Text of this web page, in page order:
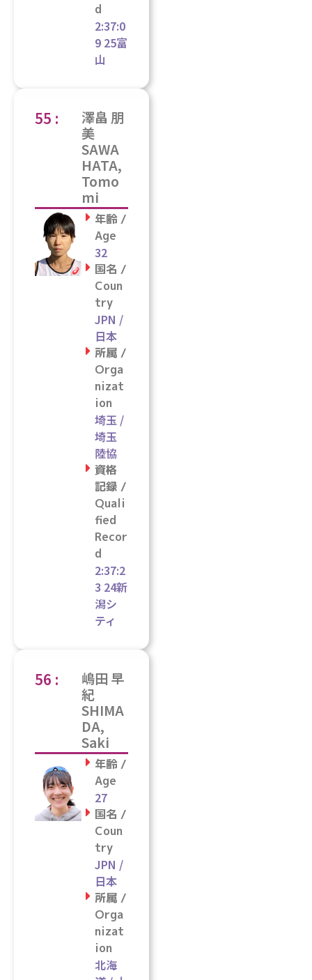
d
2:37:0
9 25富
山
55 :
澤畠 朋
美
SAWA
HATA,
Tomo
mi
年齢 /
Age
32
国名 /
Coun
try
JPN /
日本
所属 /
Orga
nizat
ion
埼玉 /
埼玉
陸協
資格
記録 /
Quali
fied
Recor
d
2:37:2
3 24新
潟シ
ティ
56 :
嶋田 早
紀
SHIMA
DA,
Saki
年齢 /
Age
27
国名 /
Coun
try
JPN /
日本
所属 /
Orga
nizat
ion
北海